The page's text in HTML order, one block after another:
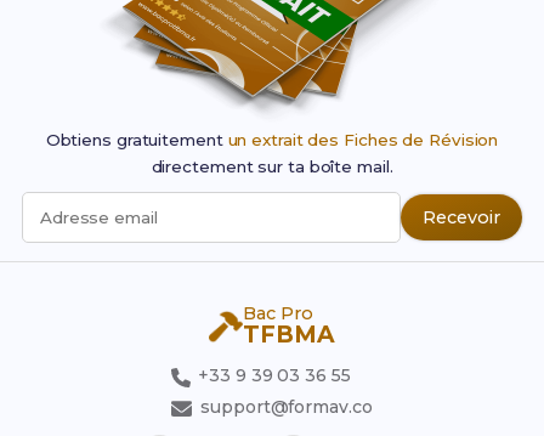
Obtiens gratuitement un extrait des Fiches de Révision
directement sur ta boîte mail.
Adresse email Recevoir
Bac Pro
TFBMA
+33 9 39 03 36 55
support@formav.co